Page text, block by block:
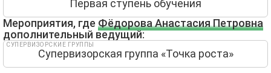
Первая ступень обучения
Мероприятия, где Фёдорова Анастасия Петровна
дополнительный ведущий:
Супервизорская группа «Точка роста»
СУПЕРВИЗОРСКИЕ ГРУППЫ